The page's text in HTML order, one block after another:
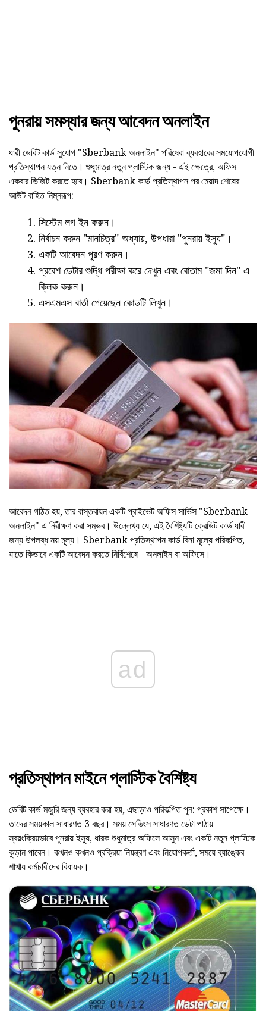
পুনরায় সমস্যার জন্য আবেদন অনলাইন
ধারী ডেবিট কার্ড সুযোগ "Sberbank অনলাইন" পরিষেবা ব্যবহারের সময়োপযোগী
প্রতিস্থাপন যত্ন নিতে। শুধুমাত্র নতুন প্লাস্টিক জন্য - এই ক্ষেত্রে, অফিস
একবার ভিজিট করতে হবে। Sberbank কার্ড প্রতিস্থাপন পর মেয়াদ শেষের
আউট বাহিত নিম্নরূপ:
সিস্টেম লগ ইন করুন।
নির্বাচন করুন "মানচিত্র" অধ্যায়, উপধারা "পুনরায় ইস্যু"।
একটি আবেদন পূরণ করুন।
প্রবেশ ডেটার শুদ্ধি পরীক্ষা করে দেখুন এবং বোতাম "জমা দিন" এ
ক্লিক করুন।
এসএমএস বার্তা পেয়েছেন কোডটি লিখুন।
আবেদন গঠিত হয়, তার বাস্তবায়ন একটি প্রাইভেট অফিস সার্ভিস "Sberbank
অনলাইন" এ নিরীক্ষণ করা সম্ভব। উল্লেখ্য যে, এই বৈশিষ্ট্যটি ক্রেডিট কার্ড ধারী
জন্য উপলব্ধ নয় মূল্য। Sberbank প্রতিস্থাপন কার্ড বিনা মূল্যে পরিকল্পিত,
যাতে কিভাবে একটি আবেদন করতে নির্বিশেষে - অনলাইন বা অফিসে।
ad
প্রতিস্থাপন মাইনে প্লাস্টিক বৈশিষ্ট্য
ডেবিট কার্ড মজুরি জন্য ব্যবহার করা হয়, এছাড়াও পরিকল্পিত পুন: প্রকাশ সাপেক্ষে।
তাদের সময়কাল সাধারণত 3 বছর। সময় সেভিংস সাধারণত ডেটা পাঠায়
স্বয়ংক্রিয়ভাবে পুনরায় ইস্যু, ধারক শুধুমাত্র অফিসে আসুন এবং একটি নতুন প্লাস্টিক
কুড়ান পারেন। কখনও কখনও প্রক্রিয়া নিয়ন্ত্রণ এবং নিয়োগকর্তা, সময়ে ব্যাঙ্কের
শাখায় কর্মচারীদের বিধায়ক।